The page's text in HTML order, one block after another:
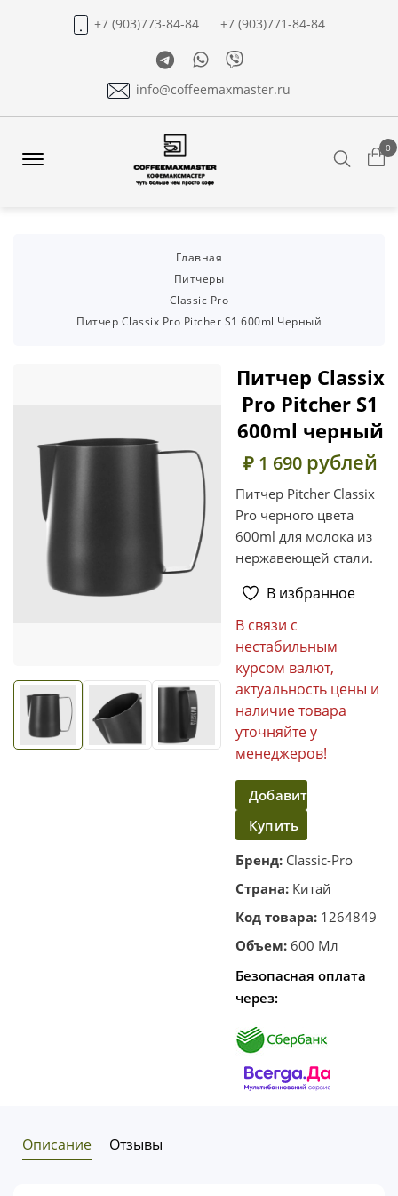
+7 (903)773-84-84
+7 (903)771-84-84
TelegramWhatsapp
Viber
info@coffeemaxmaster.ru
0
Главная
Питчеры
Classic Pro
Питчер Classix Pro Pitcher S1 600ml Черный
Питчер Classix
Pro Pitcher S1
600ml черный
₽ 1 690 рублей
Питчер Pitcher Classix
Pro черного цвета
600ml для молока из
нержавеющей стали.
В избранное
В связи с
нестабильным
курсом валют,
актуальность цены и
наличие товара
уточняйте у
менеджеров!
Добавить
в
корзину
Купить
в
один
клик
Бренд: Classic-Pro
Страна: Китай
Код товара: 1264849
Объем: 600 Мл
Безопасная оплата
через:
Описание Отзывы